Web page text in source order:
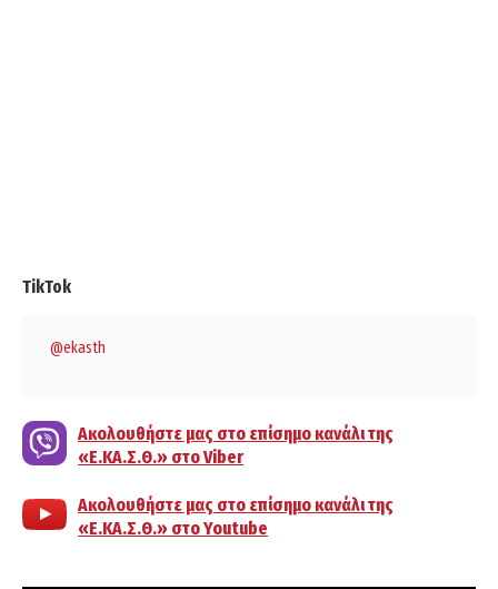
TikTok
@ekasth
Ακολουθήστε μας στο επίσημο κανάλι της
«Ε.ΚΑ.Σ.Θ.» στο Viber
Ακολουθήστε μας στο επίσημο κανάλι της
«Ε.ΚΑ.Σ.Θ.» στο Youtube